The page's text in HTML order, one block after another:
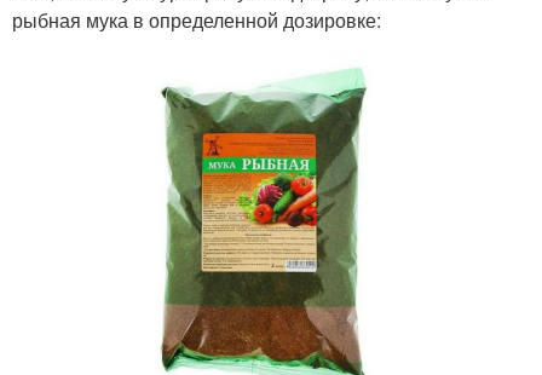
рыбная мука в определенной дозировке: